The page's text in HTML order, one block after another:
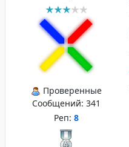
Проверенные
Сообщений: 341
Реп: 8